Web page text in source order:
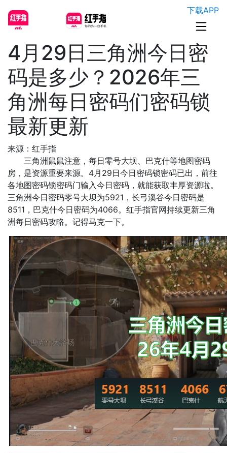
下载APP
4月29日三角洲今日密
码是多少？2026年三
角洲每日密码们密码锁
最新更新
来源：红手指
三角洲鼠鼠注意，每日零号大坝、巴克什等地图密码
房，是资源重要来源。4月29日今日密码锁密码已出，前往
各地图密码锁密码门输入今日密码，就能获取丰厚资源啦。
三角洲今日密码零号大坝为5921，长弓溪谷今日密码是
8511，巴克什今日密码为4066。红手指官网持续更新三角
洲每日密码攻略。记得马克一下。